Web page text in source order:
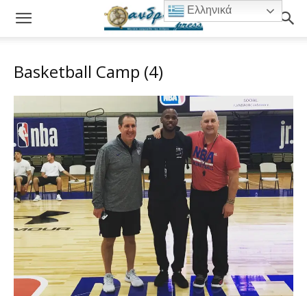
Basketball Camp (4)
Ελληνικά